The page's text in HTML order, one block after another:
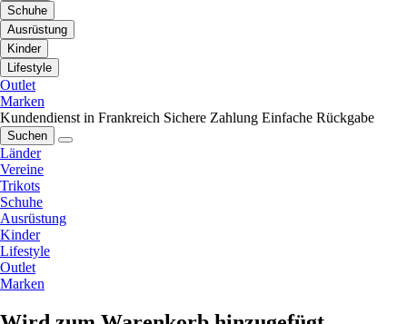
Schuhe
Ausrüstung
Kinder
Lifestyle
Outlet
Marken
Kundendienst in Frankreich Sichere Zahlung Einfache Rückgabe
Suchen
Länder
Vereine
Trikots
Schuhe
Ausrüstung
Kinder
Lifestyle
Outlet
Marken